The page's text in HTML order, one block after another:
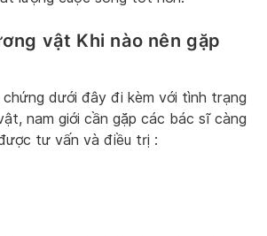
vật Khi nào nên gặp
chứng dưới đây đi kèm với tình trạng
nam giới cần gặp các bác sĩ càng
tư vấn và điều trị :